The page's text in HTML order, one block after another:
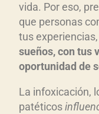
vida. Por eso,
que personas
tus experiencias,
sueños, con tus
oportunidad de
La infoxicación,
patéticos